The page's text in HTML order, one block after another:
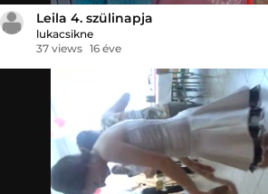
Leila 4. szülinapja
lukacsikne
37 views 16 éve